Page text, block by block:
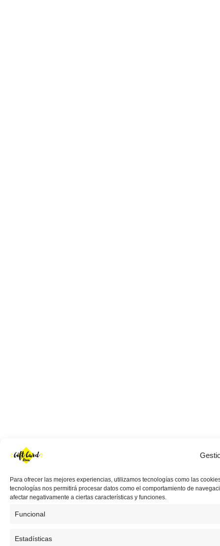
Para ofrecer las mejores experiencias, utilizamos tecnologías como las
tecnologías nos permitirá procesar datos como el comportamiento de
afectar negativamente a ciertas características y funciones.
Funcional
Estadísticas